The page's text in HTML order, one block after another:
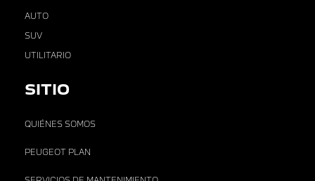
AUTO
SUV
UTILITARIO
SITIO
QUIÉNES SOMOS
PEUGEOT PLAN